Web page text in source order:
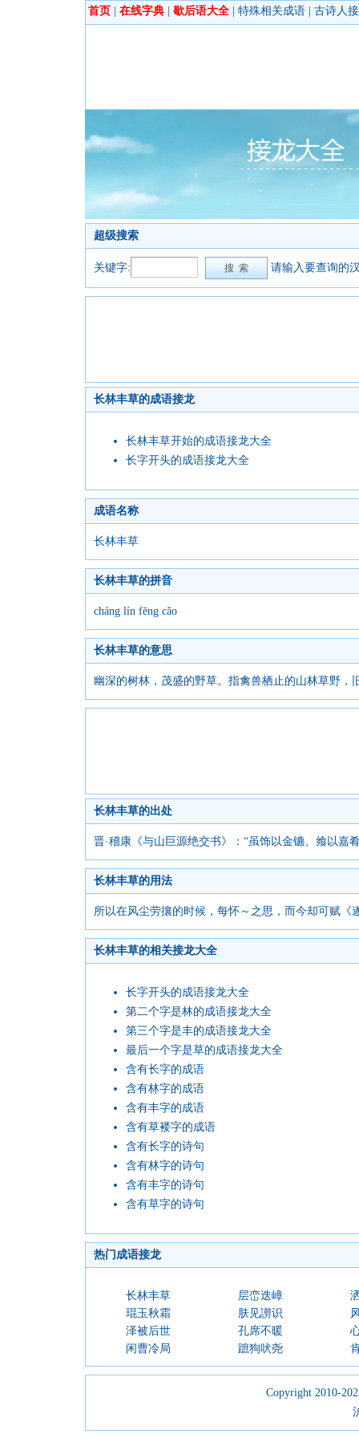
首页 在线字典 歇后语大全 特殊相关成语 古诗人
超级搜索
关键字: 请输入要查询的
长林丰草的成语接龙
长林丰草开始的成语接龙大全
长字开头的成语接龙大全
成语名称
长林丰草
长林丰草的拼音
cháng lín fēng cǎo
长林丰草的意思
幽深的树林，茂盛的野草。指禽兽栖止的山林草野，
长林丰草的出处
晋·稽康《与山巨源绝交书》：“虽饰以金镳、飨以嘉
长林丰草的用法
所以在风尘劳攘的时候，每怀～之思，而今却可赋
长林丰草的相关接龙大全
长字开头的成语接龙大全
第二个字是林的成语接龙大全
第三个字是丰的成语接龙大全
最后一个字是草的成语接龙大全
含有长字的成语
含有林字的成语
含有丰字的成语
含有草褛字的成语
含有长字的诗句
含有林字的诗句
含有丰字的诗句
含有草字的诗句
热门成语接龙
长林丰草 层峦迭嶂
琨玉秋霜
肤见謭识
泽被后世
孔席不暖
闲曹冷局
蹠狗吠尧
Copyright 2010-